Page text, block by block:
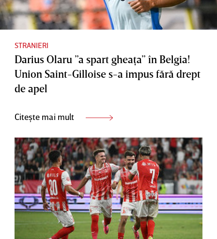
STRANIERI
Darius Olaru ”a spart gheaţa” în Belgia!
Union Saint-Gilloise s-a impus fără drept
de apel
Citește mai mult